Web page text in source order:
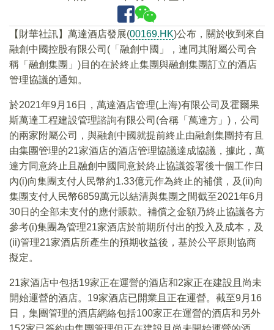
【財華社訊】萬達酒店發展(00169.HK)公布，關於收到來自
融創中國控股有限公司(「融創中國」，連同其附屬公司合
稱「融創集團」)目的在於終止集團與融創集團訂立的酒店
管理協議的通知。
於2021年9月16日，萬達酒店管理(上海)有限公司及霍爾果
斯萬達工程建設管理諮詢有限公司(合稱「萬達方」)，公司
的兩家附屬公司，與融創中國就提前終止由融創集團持有且
由集團管理的21家酒店的酒店管理協議達成協議，據此，萬
達方同意終止且融創中國同意於終止協議簽署後十個工作日
內(i)向集團支付人民幣約1.33億元作為終止的補償，及(ii)向
集團支付人民幣6859萬元以結清與集團之間截至2021年6月
30日的全部未支付的應付賬款。補償之金額乃終止協議各方
參考(i)集團為管理21家酒店於前期所付出的投入及成本，及
(ii)管理21家酒店所產生的預期收益後，基於公平原則協商
擬定。
21家酒店中包括19家正在運營的酒店和2家正在建設且尚未
開始運營的酒店。19家酒店已開業且正在運營。截至9月16
日，集團管理的酒店網絡包括100家正在運營的酒店和另外